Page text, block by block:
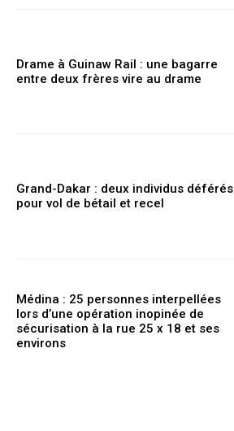
Drame à Guinaw Rail : une bagarre
entre deux frères vire au drame
Grand-Dakar : deux individus déférés
pour vol de bétail et recel
Médina : 25 personnes interpellées
lors d’une opération inopinée de
sécurisation à la rue 25 x 18 et ses
environs